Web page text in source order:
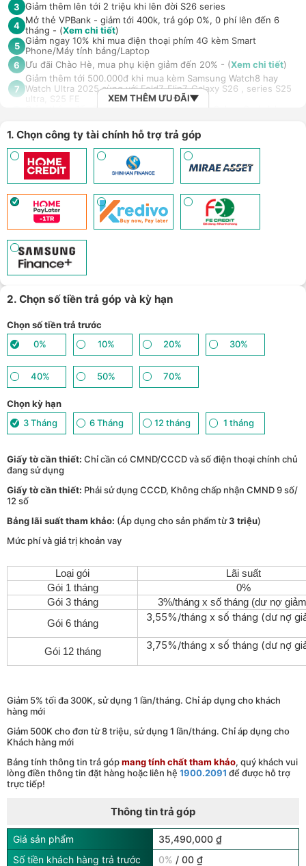
3 Giảm thêm lên tới 2 triệu khi lên đời S26 series
4 Mở thẻ VPBank - giảm tới 400k, trả góp 0%, 0 phí lên đến 6
tháng - (Xem chi tiết)
5 Giảm ngay 10% khi mua điện thoại phím 4G kèm Smart
Phone/Máy tính bảng/Laptop
6
Ưu đãi Chào Hè, mua phụ kiện giảm đến 20% - (Xem chi tiết)
7
Giảm thêm tới 500.000đ khi mua kèm Samsung Watch8 hay
Watch Ultra 2025 cùng với Fold7, Flip7, Galaxy S26 , series S25
ultra, S25 FE
9 Ưu đãi mua Ốp PITAKA kèm máy Samsung S26 series và
Samsung FOLD 7/8 series giảm 100.000đ - (
10 Mở thẻ Max Card nhận loạt đặc quyền - Hoàn tiền lên đến 18
triệu đồng - (
Xem chi tiết)
Trả góp 4 không, duyệt nhanh 10 phút, kỳ hạn tới 12 tháng với
công ty tài chính/thẻ tín dụng
12 An tâm sử dụng sản phẩm dài lâu với gói bảo hành mở rộng H-
Care (LH 1900.2091) - (
Xem chi tiết
Giảm 5% tối đa 500k khi thanh toán qua Spaylater - (
tiết)
14 Ưu đãi mua dán màn hình kèm máy Điện thoại/Máy tính
bảng/Laptop/Đồng hồ giảm 10% - (
15
Giảm thêm 15% tối đa 1.000.000đ với các sản phẩm Loa, tai nghe
Sony khi mua kèm với các sản phẩm: Laptop/ Điện thoại/ Đồng
hồ thông minh - (
tháng - (Xem chi tiết)
Giảm tới 500.000đ khi thanh toán qua Homepaylater - (
XEM THÊM ƯU ĐÃI
1. Chọn công ty tài chính hỗ trợ trả góp
2. Chọn số tiền trả góp và kỳ hạn
Chọn số tiền trả trước
0%
10% 20% 30%
40% 50% 70%
Chọn kỳ hạn
3 Tháng
6 Tháng 12 tháng 1 tháng
Giấy tờ cần thiết: Chỉ cần có CMND/CCCD và số điện thoại chính chủ
đang sử dụng
Giấy tờ cần thiết: Phải sử dụng CCCD, Không chấp nhận CMND 9 số/
12 số
Bảng lãi suất tham khảo: (Áp dụng cho sản phẩm từ3 triệu)
Mức phí và giá trị khoản vay
Loại gói
Lãi suất
Gói 1 tháng
0%
Gói 3 tháng
3%/tháng x số tháng (dư nợ
Gói 6 tháng
3,55%/tháng x số tháng (dư nợ
Gói 12 tháng 3,75%/tháng x số tháng (dư nợ
Giảm 5% tối đa 300K, sử dụng 1 lần/tháng. Chỉ áp dụng cho khách
hàng mới
Giảm 500K cho đơn từ 8 triệu, sử dụng 1 lần/tháng. Chỉ áp dụng cho
Khách hàng mới
Bảng tính thông tin trả gópmang tính chất tham khảo, quý khách vui
lòng điền thông tin đặt hàng hoặc liên hệ 1900.2091 để được hỗ trợ
trực tiếp!
Thông tin trả góp
Giá sản phẩm
35,490,000 ₫
Số tiền khách hàng trả trước
0% / 00 ₫